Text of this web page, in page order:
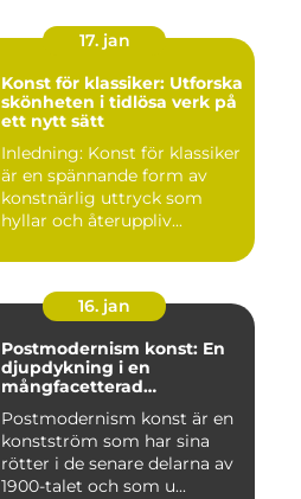
17. jan
Konst för klassiker: Utforska
skönheten i tidlösa verk på
ett nytt sätt
Inledning: Konst för klassiker
är en spännande form av
konstnärlig uttryck som
hyllar och återuppliv...
16. jan
Postmodernism konst: En
djupdykning i en
mångfacetterad
Postmodernism konst är en
konstström som har sina
rötter i de senare delarna av
1900-talet och som u...